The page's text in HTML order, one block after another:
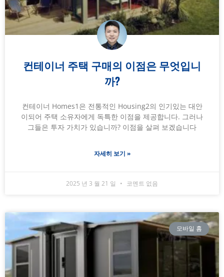
컨테이너 주택 구매의 이점은 무엇입니
까?
컨테이너 Homes1은 전통적인 Housing2의 인기있는 대안
이되어 주택 소유자에게 독특한 이점을 제공합니다. 그러나
그들은 투자 가치가 있습니까? 이점을 살펴 보겠습니다
자세히 보기 »
2025 년 3 월 21 일 코멘트 없음
모바일 홈